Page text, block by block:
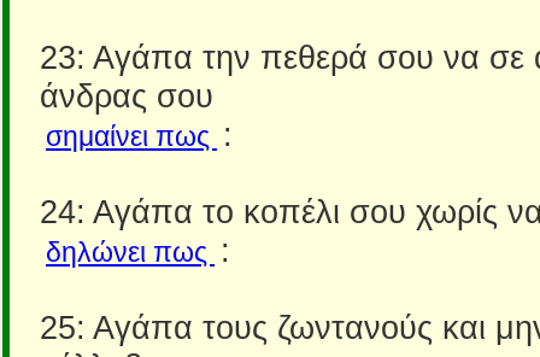
23: Αγάπα την πεθερά σου να σε
άνδρας σου
σημαίνει πως :
24: Αγάπα το κοπέλι σου χωρίς να
δηλώνει πως :
25: Αγάπα τους ζωντανούς και